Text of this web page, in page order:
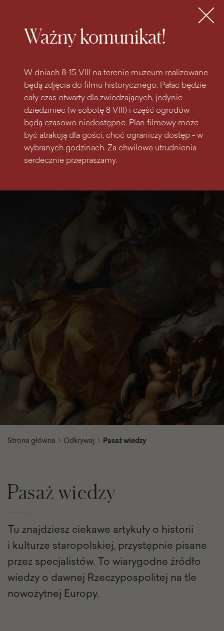
Ważny komunikat!
W dniach 8-15 VIII na terenie muzeum realizowane
będą zdjęcia do filmu historycznego. Pałac będzie
cały czas otwarty dla zwiedzających, jedynie
dziedziniec (w sobotę 8 VIII) i część ogrodów
będą czasowo niedostępne. Plan filmowy może
być atrakcją dla gości, choć ograniczy dostęp - w
wybranych godzinach. Za chwilowe utrudnienia
serdecznie przepraszamy.
MENU
Strona główna Odkrywaj Pasaż wiedzy
Pasaż wiedzy
Tu znajdziesz ciekawe artykuły o historii
i kulturze staropolskiej, przystępnie pisane
przez specjalistów. To wiarygodne źródło
wiedzy o dawnej Rzeczypospolitej na tle
nowożytnej Europy.